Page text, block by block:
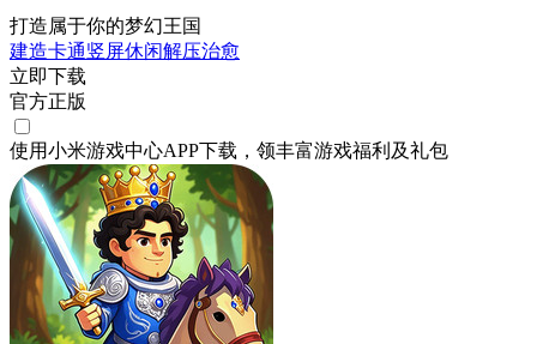
打造属于你的梦幻王国
建造卡通竖屏休闲解压治愈
立即下载
官方正版
使用小米游戏中心APP下载 ，领丰富游戏福利 及礼包